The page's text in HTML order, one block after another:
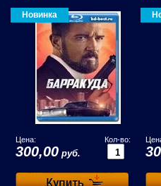
Новинка
Цена:
300,00 руб.
Кол-во: